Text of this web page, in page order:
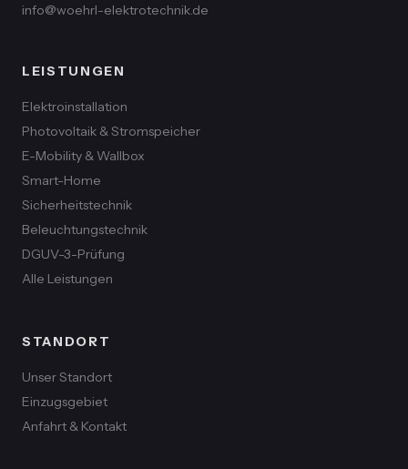
info@woehrl-elektrotechnik.de
LEISTUNGEN
Elektroinstallation
Photovoltaik & Stromspeicher
E-Mobility & Wallbox
Smart-Home
Sicherheitstechnik
Beleuchtungstechnik
DGUV-3-Prüfung
Alle Leistungen
STANDORT
Unser Standort
Einzugsgebiet
Anfahrt & Kontakt